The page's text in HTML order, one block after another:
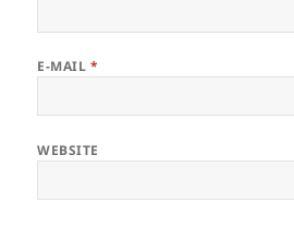
E-MAIL *
WEBSITE